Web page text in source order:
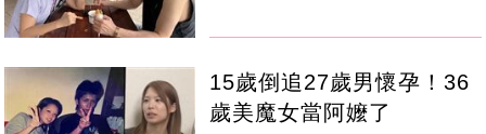
15歲倒追27歲男懷孕！36
歲美魔女當阿嬤了